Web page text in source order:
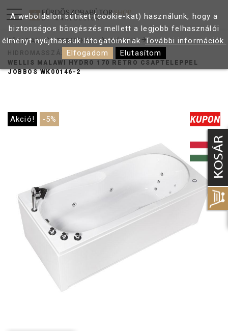
FŐOLDAL TERMÉKEK
KÁDAK
HIDROMASSZÁZS KÁDAK
WELLIS MALAWI HYDRO 170 RETRO CSAPTELEPPEL
JOBBOS WK00146-2
Akció! -5%
A weboldalon sütiket (cookie-kat) használunk, hogy a
biztonságos böngészés mellett a legjobb felhasználói
élményt nyújthassuk látogatóinknak.További információk.
Elfogadom
Elutasítom